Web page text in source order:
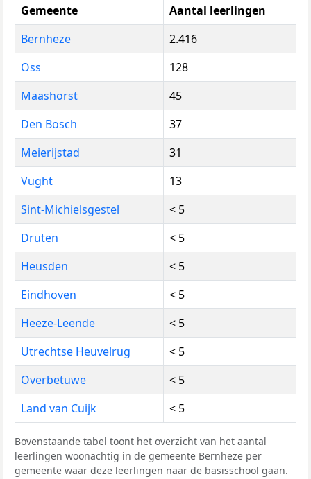
Gemeente
Aantal leerlingen
Bernheze
2.416
Oss
128
Maashorst
45
Den Bosch
37
Meierijstad
31
Vught
13
Sint-Michielsgestel
< 5
Druten
< 5
Heusden
< 5
Eindhoven
< 5
Heeze-Leende
< 5
Utrechtse Heuvelrug
< 5
Overbetuwe
< 5
Land van Cuijk
< 5
Bovenstaande tabel toont het overzicht van het aantal
leerlingen woonachtig in de gemeente Bernheze per
gemeente waar deze leerlingen naar de basisschool gaan.